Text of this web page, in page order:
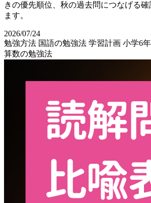
きの優先順位、秋の過去問につなげる確
ます。
2026/07/24
勉強方法 国語の勉強法 学習計画 小学6
算数の勉強法